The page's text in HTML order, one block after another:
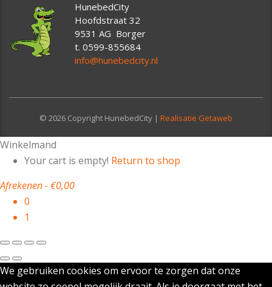
HunebedCity
Hoofdstraat 32
9531 AG Borger
t. 0599-855684
info@hunebedcity.nl
© 2026 Copyright HunebedCity | Realisatie Getaweb
Winkelmand
Your cart is empty! Return to shop
Afrekenen-€0,00
0
1
We gebruiken cookies om ervoor te zorgen dat onze